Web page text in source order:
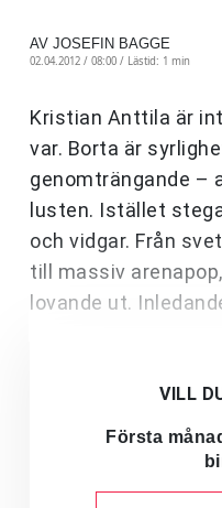
AV JOSEFIN BAGGE
02.04.2012 / 08:00 / Lästid: 1 min
Kristian Anttila är
var. Borta är
genomträngande –
lusten. Istället
och vidgar. Från
till massiv
lovande ut.
VILL
Första